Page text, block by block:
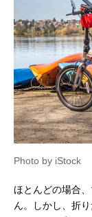
Photo by iStock
ほとんどの場合
ん。しかし、折